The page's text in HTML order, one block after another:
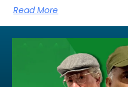
Read More